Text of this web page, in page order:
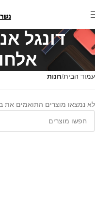
דונגל
עמוד הבית חנות
לא נמצאו מוצרים התואמים את